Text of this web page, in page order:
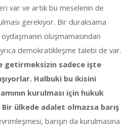
var ve artık bu meselenin de
gerekiyor. Bir duraksama
oluşmamasından
demokratikleşme talebi de var.
getirmeksizin sadece işte
Halbuki bu ikisini
kurulması için hukuk
ülkede adalet olmazsa barış
barışın da kurulmasına